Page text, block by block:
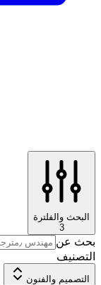
البحث والفلترة
3
بحث عن
التصنيف
التصميم والفنون